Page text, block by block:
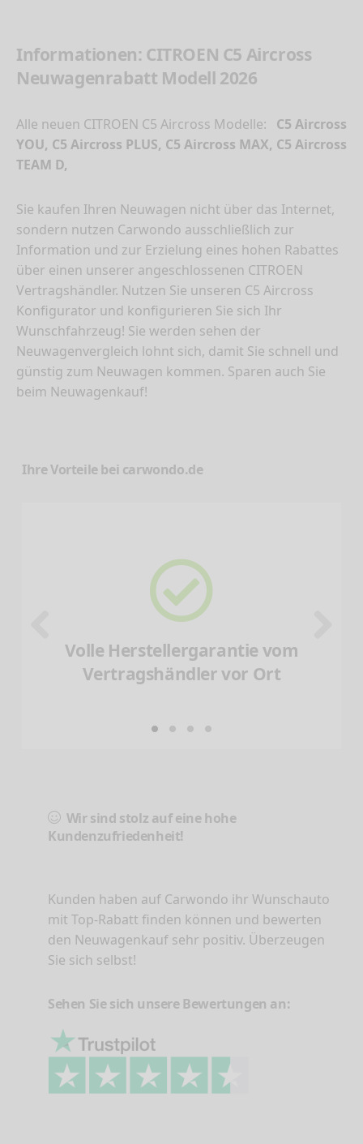
Informationen: CITROEN C5 Aircross
Neuwagenrabatt Modell 2026
Alle neuen CITROEN C5 Aircross Modelle:
C5 Aircross
YOU, C5 Aircross PLUS, C5 Aircross MAX, C5 Aircross
TEAM D,
Sie kaufen Ihren Neuwagen nicht über das Internet,
sondern nutzen Carwondo ausschließlich zur
Information und zur Erzielung eines hohen Rabattes
über einen unserer angeschlossenen CITROEN
Vertragshändler. Nutzen Sie unseren C5 Aircross
Konfigurator und konfigurieren Sie sich Ihr
Wunschfahrzeug! Sie werden sehen der
Neuwagenvergleich lohnt sich, damit Sie schnell und
günstig zum Neuwagen kommen. Sparen auch Sie
beim Neuwagenkauf!
Ihre Vorteile bei carwondo.de
Volle Herstellergarantie vom
Vertragshändler vor Ort
Wir sind stolz auf eine hohe
Kundenzufriedenheit!
Kunden haben auf Carwondo ihr Wunschauto
mit Top-Rabatt finden können und bewerten
den Neuwagenkauf sehr positiv. Überzeugen
Sie sich selbst!
Sehen Sie sich unsere Bewertungen an: